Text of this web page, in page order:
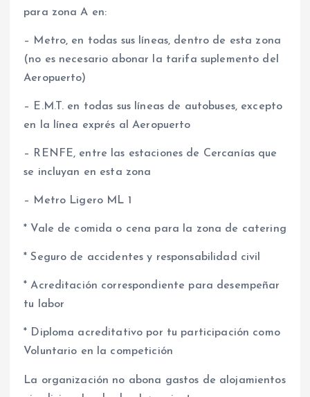
para zona A en:
– Metro, en todas sus líneas, dentro de esta zona
(no es necesario abonar la tarifa suplemento del
Aeropuerto)
– E.M.T. en todas sus líneas de autobuses, excepto
en la línea exprés al Aeropuerto
– RENFE, entre las estaciones de Cercanías que
se incluyan en esta zona
– Metro Ligero ML 1
* Vale de comida o cena para la zona de catering
* Seguro de accidentes y responsabilidad civil
* Acreditación correspondiente para desempeñar
tu labor
* Diploma acreditativo por tu participación como
Voluntario en la competición
La organización no abona gastos de alojamientos